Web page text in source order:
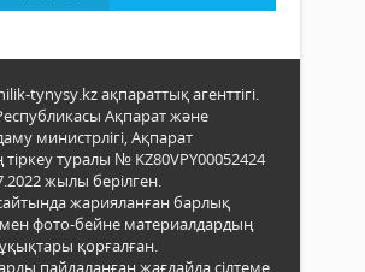
tynysy.kz ақпараттық агенттігі.
Ақпарат және
министрлігі, Ақпарат
тіркеу туралы № KZ80VPY00052424
жылы берілген.
жарияланған барлық
фото-бейне материалдардың
қорғалған.
пайдаланған жағдайда сілтеме